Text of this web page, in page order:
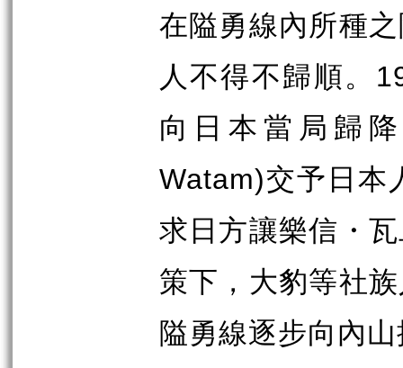
在隘勇線內所種
人不得不歸順。
向日本當局歸
Watam)交予日本
求日方讓樂信・
策下，大豹等社
隘勇線逐步向內